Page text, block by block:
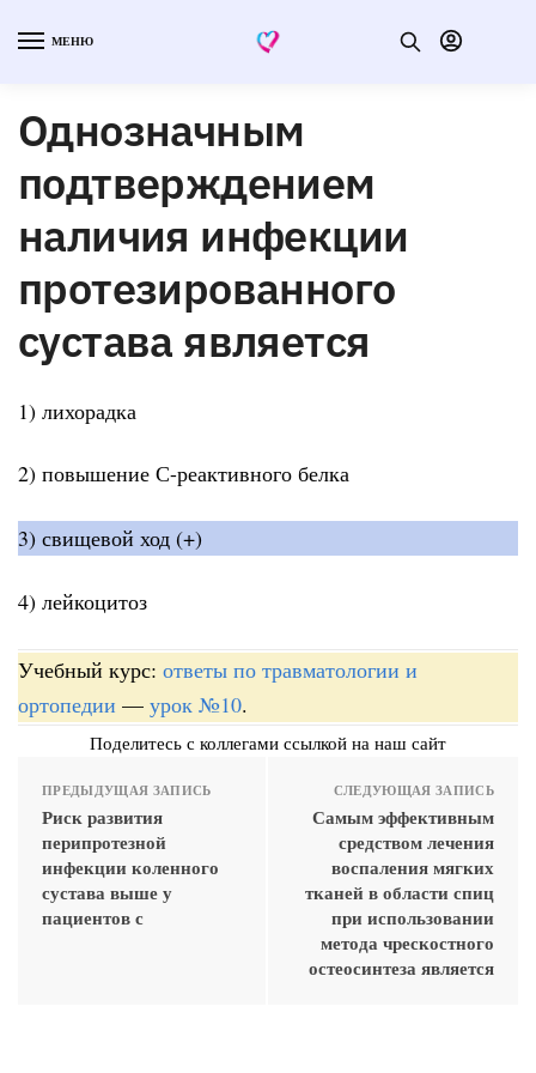
МЕНЮ
Однозначным
подтверждением
наличия инфекции
протезированного
сустава является
1) лихорадка
2) повышение С-реактивного белка
3) свищевой ход (+)
4) лейкоцитоз
Учебный курс: ответы по травматологии и
ортопедии — урок №10.
Поделитесь с коллегами ссылкой на наш сайт
ПРЕДЫДУЩАЯ ЗАПИСЬ
Риск развития
перипротезной
инфекции коленного
сустава выше у
пациентов с
СЛЕДУЮЩАЯ ЗАПИСЬ
Самым эффективным
средством лечения
воспаления мягких
тканей в области спиц
при использовании
метода чрескостного
остеосинтеза является